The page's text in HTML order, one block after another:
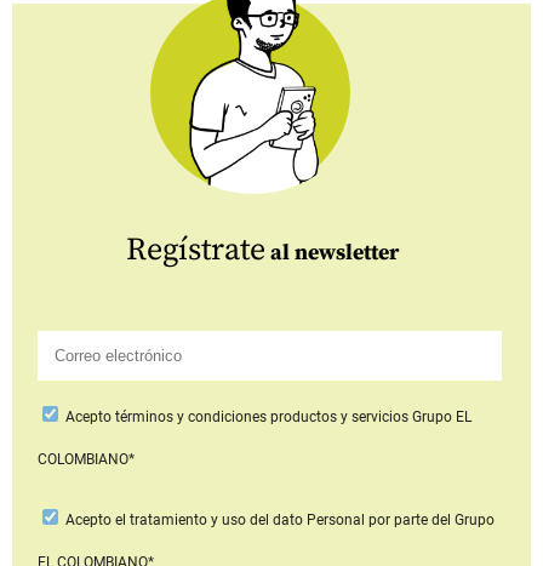
Regístrate al newsletter
Aceptotérminos y condiciones productos y serviciosGrupo EL
COLOMBIANO*
Acepto el tratamiento y uso del dato Personal por parte del Grupo
EL COLOMBIANO*